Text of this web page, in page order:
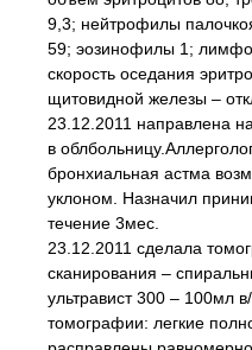
9,3; нейтрофилы
59; эозинофилы 1;
скорость оседания
щитовидной железы –
23.12.2011 направлена
в
бронхиальная астма
уклоном. Назначил
течение 3мес.
23.12.2011 сделала
сканирования –
ультравист 300 – 100мл
томографии: легкие